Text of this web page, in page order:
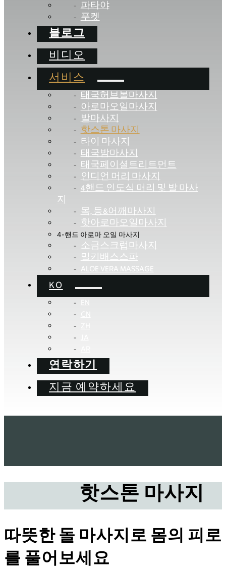
파타야
푸켓
블로그
비디오
서비스
태국허브볼마사지
아로마오일마사지
발마사지
핫스톤 마사지
타이 마사지
태국밤마사지
태국페이셜트리트먼트
인디언 머리 마사지
4핸드 인도식 머리 및 발 마사
지
목, 등&어깨마사지
핫아로마오일마사지
4-핸드 아로마 오일 마사지
소금스크럽마사지
밀키배스스파
ALOE VERA MASSAGE
KO
EN
연락하기
지금 예약하세요
핫스톤 마사지
따뜻한 돌 마사지로 몸의 피로
를 풀어보세요